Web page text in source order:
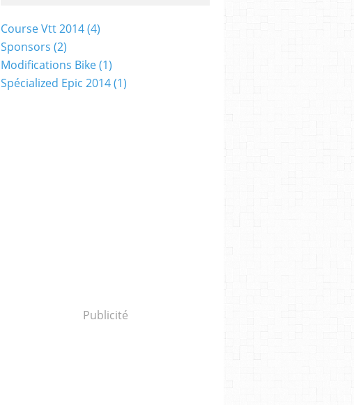
Course Vtt 2014(4)
Sponsors (2)
Modifications Bike(1)
Spécialized Epic 2014(1)
Publicité